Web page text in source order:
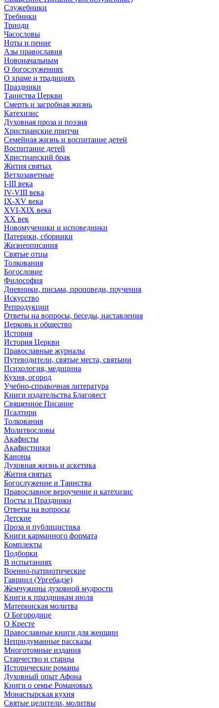
Служебники
Требники
Триоди
Часословы
Ноты и пение
Азы православия
Новоначальным
О богослужениях
О храме и традициях
Праздники
Таинства Церкви
Смерть и загробная жизнь
Катехизис
Духовная проза и поэзия
Христианские притчи
Семейная жизнь и воспитание детей
Воспитание детей
Христианский брак
Жития святых
Ветхозаветные
I-III века
IV-VIII века
IX-XV века
XVI-XIX века
XX век
Новомученики и исповедники
Патерики, сборники
Жизнеописания
Святые отцы
Толкования
Богословие
Философия
Дневники, письма, проповеди, поучения
Искусство
Репродукции
Ответы на вопросы, беседы, наставления
Церковь и общество
История
История Церкви
Православные журналы
Путеводители, святые места, святыни
Психология, медицина
Кухня, огород
Учебно-справочная литература
Книги издательства Благовест
Священное Писание
Псалтири
Толкования
Молитвословы
Акафисты
Акафистники
Каноны
Духовная жизнь и аскетика
Жития святых
Богослужение и Таинства
Православное вероучение и катехизис
Посты и Праздники
Ответы на вопросы
Детские
Проза и публицистика
Книги карманного формата
Комплекты
Подборки
В испытаниях
Военно-патриотические
Гавриил (Ургебадзе)
Жемчужины духовной мудрости
Книги к праздникам июля
Материнская молитва
О Богородице
О Кресте
Православные книги для женщин
Непридуманные рассказы
Многотомные издания
Старчество и старцы
Исторические романы
Духовный опыт Афона
Книги о семье Романовых
Монастырская кухня
Святые целители, молитвы